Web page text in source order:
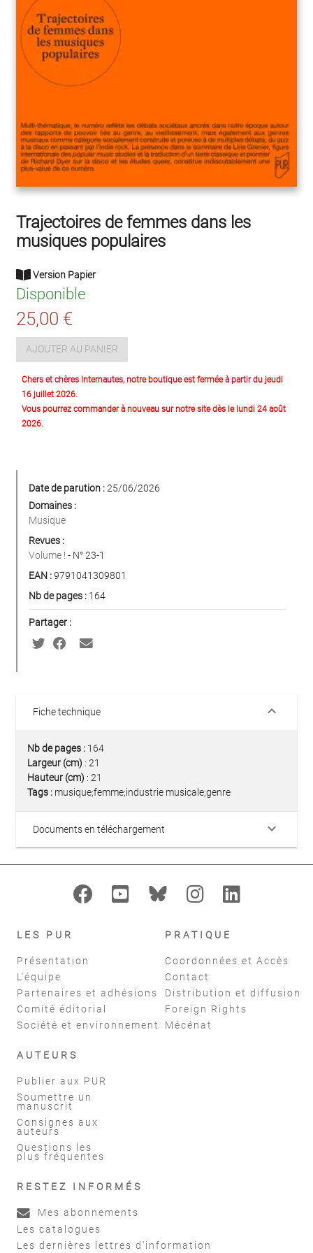
Trajectoires de femmes dans les
musiques populaires
Version Papier
Disponible
25,00 €
AJOUTER AU PANIER
Chers et chères Internautes, notre boutique est fermée à partir du jeudi
16 juillet 2026.
Vous pourrez commander à nouveau sur notre site dès le lundi 24 août
2026.
Date de parution :25/06/2026
Domaines :
Musique
Revues :
Volume ! - N° 23-1
EAN :9791041309801
Nb de pages : 164
Partager :
Fiche technique keyboard_arrow_down
Nb de pages : 164
Largeur (cm) : 21
Hauteur (cm) : 21
Tags : musique;femme;industrie musicale;genre
Documents en téléchargement keyboard_arrow_down
LES PUR
Présentation
L'équipe
Partenaires et adhésions
Comité éditorial
Société et environnement
PRATIQUE
Coordonnées et Accès
Contact
Distribution et diffusion
Foreign Rights
Mécénat
AUTEURS
Publier aux PUR
Soumettre un
manuscrit
Consignes aux
auteurs
Questions les
plus fréquentes
RESTEZ INFORMÉS
Mes abonnements
Les catalogues
Les dernières lettres d'information